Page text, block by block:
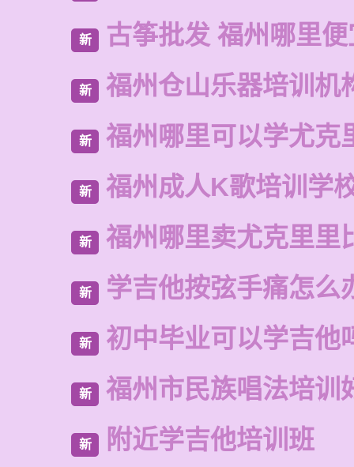
新 古筝批发 福州哪里
新 福州仓山乐器培训机
新 福州哪里可以学尤克
新 福州成人K歌培训学
新 福州哪里卖尤克里里
新 学吉他按弦手痛怎么
新 初中毕业可以学吉他
新 福州市民族唱法培训
新 附近学吉他培训班